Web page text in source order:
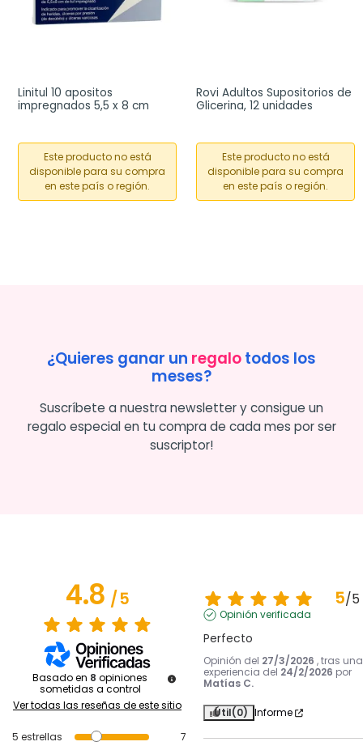
Linitul 10 apositos
impregnados 5,5 x 8 cm
Este producto no está
disponible para su compra
en este país o región.
Rovi Adultos Supositorios de
Glicerina, 12 unidades
Este producto no está
disponible para su compra
en este país o región.
¿Quieres ganar un regalotodos los
meses?
Suscríbete a nuestra newsletter y consigue un
regalo especial en tu compra de cada mes por ser
suscriptor!
4.8/5
Basado en 8 opiniones
sometidas a control
Ver todas las reseñas de este sitio
5 estrellas
7
5/5
Opinión verificada
Perfecto
Opinión del 27/3/2026 , tras una
experiencia del 24/2/2026 por
Matías C.
Útil(0) Informe